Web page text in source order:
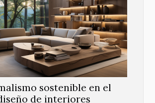
sostenible en el
de interiores